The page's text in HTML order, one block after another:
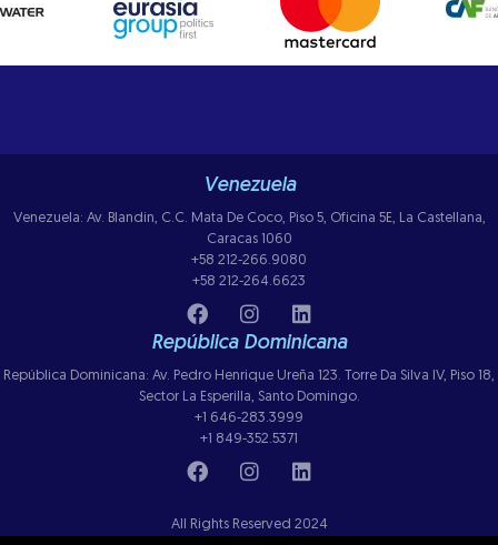
Venezuela
Venezuela: Av. Blandin, C.C. Mata De Coco, Piso 5, Oficina 5E, La Castellana,
Caracas 1060
+58 212-266.9080
+58 212-264.6623
República Dominicana
República Dominicana: Av. Pedro Henrique Ureña 123. Torre Da Silva IV, Piso 18,
Sector La Esperilla, Santo Domingo.
+1 646-283.3999
+1 849-352.5371
All Rights Reserved 2024